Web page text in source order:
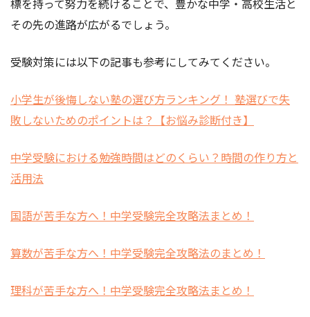
標を持って努力を続けることで、豊かな中学・高校生活と
その先の進路が広がるでしょう。
受験対策には以下の記事も参考にしてみてください。
小学生が後悔しない塾の選び方ランキング！ 塾選びで失
敗しないためのポイントは？【お悩み診断付き】
中学受験における勉強時間はどのくらい？時間の作り方と
活用法
国語が苦手な方へ！中学受験完全攻略法まとめ！
算数が苦手な方へ！中学受験完全攻略法のまとめ！
理科が苦手な方へ！中学受験完全攻略法まとめ！